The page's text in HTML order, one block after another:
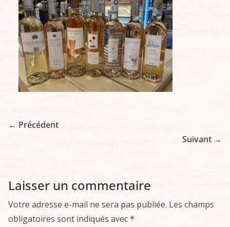
← Précédent
Suivant →
Laisser un commentaire
Votre adresse e-mail ne sera pas publiée. Les champs
obligatoires sont indiqués avec*